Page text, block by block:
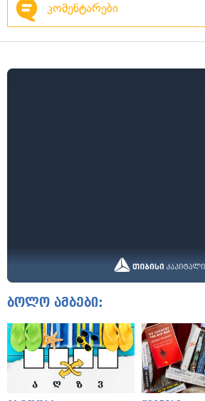
კომენტარები
ბოლო ამბები: